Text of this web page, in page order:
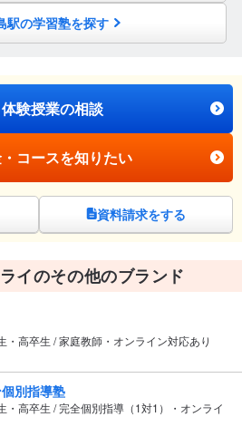
駅の学習塾を探す
体験授業の相談
コースを知りたい
資料請求をする
イのその他のブランド
・高卒生 / 家庭教師・オンライン対応あり
別指導塾
・高卒生 / 完全個別指導（1対1）・オンライ